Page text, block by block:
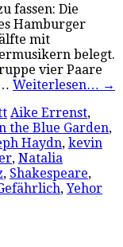
fassen: Die
Hamburger
mit
belegt.
vier Paare
Weiterlesen… →
Aike Errenst,
the Blue Garden,
Haydn, kevin
, Natalia
, Shakespeare,
,Yehor